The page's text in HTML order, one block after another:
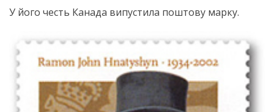
У його честь Канада випустила поштову марку.